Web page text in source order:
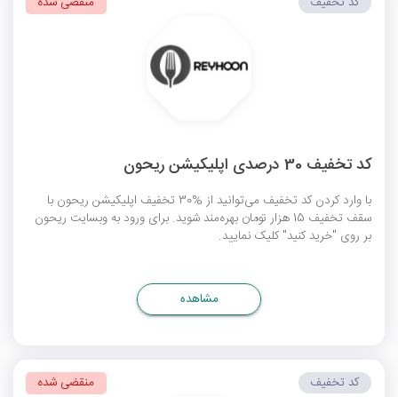
کد تخفیف 30 درصدی اپلیکیشن ریحون
با وارد کردن کد تخفیف می‌توانید از %30 تخفیف اپلیکیشن ریحون با
سقف تخفیف 15 هزار تومان بهره‌مند شوید. برای ورود به وبسایت ریحون
بر روی "خرید کنید" کلیک نمایید.
مشاهده
کد تخفیف منقضی شده